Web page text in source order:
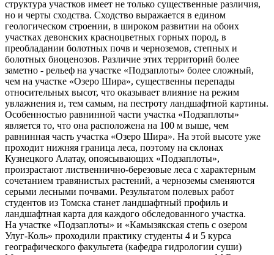
структура участков имеет не только существенные различия,
но и черты сходства. Сходство выражается в едином
геологическом строении, в широком развитии на обоих
участках девонских красноцветных горных пород, в
преобладании болотных почв и черноземов, степных и
болотных биоценозов. Различие этих территорий более
заметно - рельеф на участке «Подзаплоты» более сложный,
чем на участке «Озеро Шира», существенны перепады
относительных высот, что оказывает влияние на режим
увлажнения и, тем самым, на пестроту ландшафтной картины.
Особенностью равнинной части участка «Подзаплоты»
является то, что она расположена на 100 м выше, чем
равнинная часть участка «Озеро Шира». На этой высоте уже
проходит нижняя граница леса, поэтому на склонах
Кузнецкого Алатау, опоясывающих «Подзаплоты»,
произрастают лиственнично-березовые леса с характерным
сочетанием травянистых растений, а черноземы сменяются
серыми лесными почвами. Результатом полевых работ
студентов из Томска станет ландшафтный профиль и
ландшафтная карта для каждого обследованного участка.
На участке «Подзаплоты» и «Камызякская степь с озером
Улуг-Коль» проходили практику студенты 4 и 5 курса
географического факультета (кафедра гидрологии суши)